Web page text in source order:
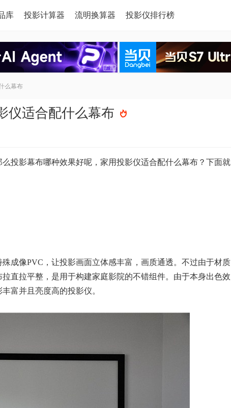
库 投影计算器 流明换算器 投影仪排行榜
么幕布
仪适合配什么幕布
投影幕布哪种效果好呢，家用投影仪适合配什么幕布？下面就
成像PVC，让投影画面立体感丰富，画质通透。不过由于材质
直拉平整，是用于构建家庭影院的不错组件。由于本身出色效
富并且亮度高的投影仪。